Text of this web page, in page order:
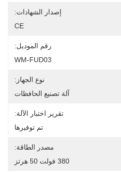
إصدار الشهادات:
CE
رقم الموديل:
WM-FUD03
نوع الجهاز:
آلة تصنيع الحافظات
تقرير اختبار الآلة:
تم توفيرها
مصدر الطاقة:
380 فولت 50 هرتز